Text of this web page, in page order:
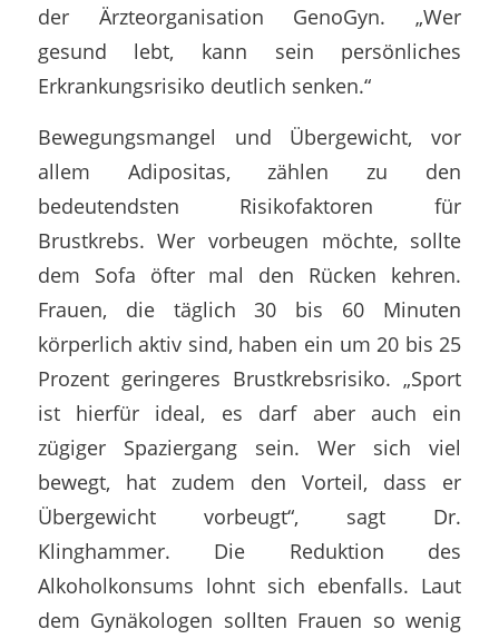
der Ärzteorganisation GenoGyn. „Wer
gesund lebt, kann sein persönliches
Erkrankungsrisiko deutlich senken.“
Bewegungsmangel und Übergewicht, vor
allem Adipositas, zählen zu den
bedeutendsten Risikofaktoren für
Brustkrebs. Wer vorbeugen möchte, sollte
dem Sofa öfter mal den Rücken kehren.
Frauen, die täglich 30 bis 60 Minuten
körperlich aktiv sind, haben ein um 20 bis 25
Prozent geringeres Brustkrebsrisiko. „Sport
ist hierfür ideal, es darf aber auch ein
zügiger Spaziergang sein. Wer sich viel
bewegt, hat zudem den Vorteil, dass er
Übergewicht vorbeugt“, sagt Dr.
Klinghammer. Die Reduktion des
Alkoholkonsums lohnt sich ebenfalls. Laut
dem Gynäkologen sollten Frauen so wenig